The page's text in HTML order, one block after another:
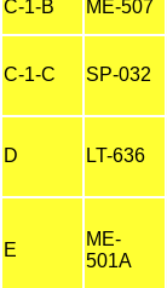
C-1-B ME-507
C-1-C SP-032
D LT-636
E
ME-
501A